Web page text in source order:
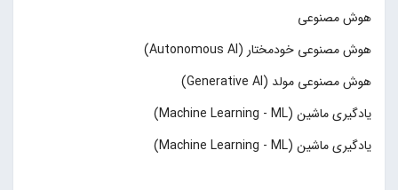
هوش مصنوعی
هوش مصنوعی خودمختار (Autonomous AI)
هوش مصنوعی مولد (Generative AI)
یادگیری ماشین (Machine Learning - ML)
یادگیری ماشین (Machine Learning - ML)